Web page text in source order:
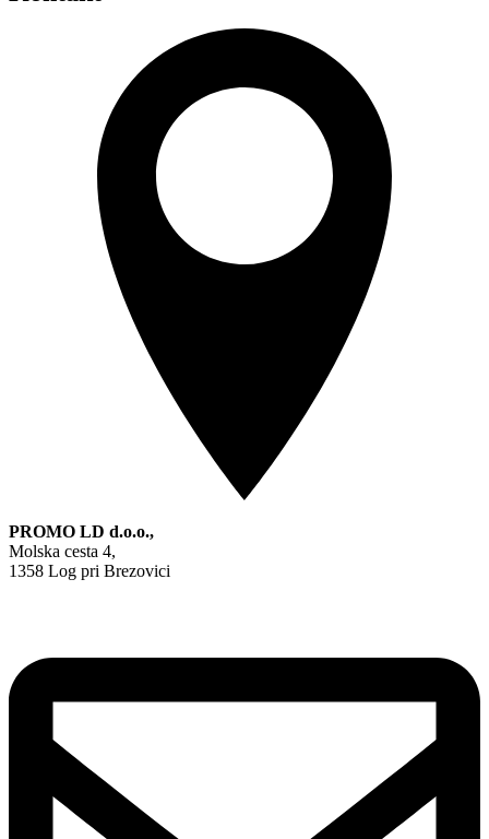
PROMO LD d.o.o.,
Molska cesta 4,
1358 Log pri Brezovici